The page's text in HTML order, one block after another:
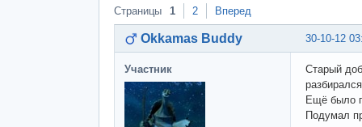
Страницы 1 2 Вперед
30-10-12
Okkamas Buddy
Участник
Старый
Ещё было
Подумал